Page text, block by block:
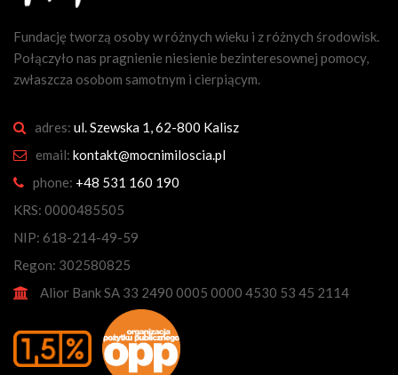
Fundację tworzą osoby w różnych wieku i z różnych środowisk.
Połączyło nas pragnienie niesienie bezinteresownej pomocy,
zwłaszcza osobom samotnym i cierpiącym.
adres: ul. Szewska 1, 62-800 Kalisz
email: kontakt@mocnimiloscia.pl
phone: +48 531 160 190
KRS: 0000485505
NIP: 618-214-49-59
Regon: 302580825
Alior Bank SA 33 2490 0005 0000 4530 53 45 2114